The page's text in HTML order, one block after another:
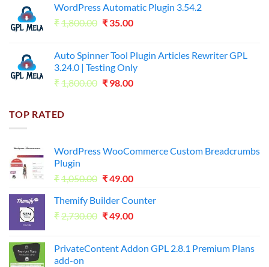
was:
₹599.00.
is:
₹99.00.
WordPress Automatic Plugin 3.54.2
₹1,800.00 Original
₹1,800.00.
₹ 35.00Current
₹35.00.
Auto Spinner Tool Plugin Articles Rewriter GPL
3.24.0 | Testing Only
₹1,800.00 Original
₹ 98.00Current
TOP RATED
WordPress WooCommerce Custom Breadcrumbs
Plugin
₹1,050.00 Original
was:
₹1,050.00.
₹49.00Current
is:
₹49.00.
Themify Builder Counter
₹2,730.00 Original
₹2,730.00.
₹49.00Current
₹49.00.
PrivateContent Addon GPL 2.8.1 Premium Plans
add-on